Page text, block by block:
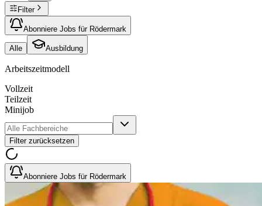
Filter
Abonniere Jobs für Rödermark
Alle Ausbildung
Arbeitszeitmodell
Vollzeit
Teilzeit
Minijob
Filter zurücksetzen
Abonniere Jobs für Rödermark